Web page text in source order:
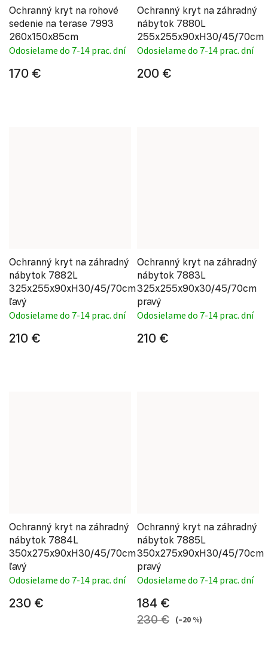
Ochranný kryt na rohové
sedenie na terase 7993
260x150x85cm
Odosielame do 7-14 prac. dní
170 €
Ochranný kryt na záhradný
nábytok 7880L
255x255x90xH30/45/70cm
Odosielame do 7-14 prac. dní
200 €
Ochranný kryt na záhradný
nábytok 7882L
325x255x90xH30/45/70cm
ľavý
Odosielame do 7-14 prac. dní
210 €
Ochranný kryt na záhradný
nábytok 7883L
325x255x90x30/45/70cm
pravý
Odosielame do 7-14 prac. dní
210 €
Ochranný kryt na záhradný
nábytok 7884L
350x275x90xH30/45/70cm
ľavý
Odosielame do 7-14 prac. dní
230 €
Ochranný kryt na záhradný
nábytok 7885L
350x275x90xH30/45/70cm
pravý
Odosielame do 7-14 prac. dní
184 €
230 € (–20 %)